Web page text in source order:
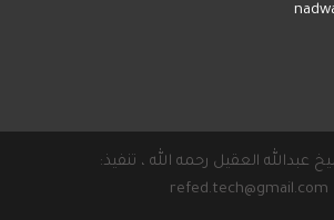
عبدالله العقيل رحمه الله ، تنفيذ:
refed.tech@gmail.com